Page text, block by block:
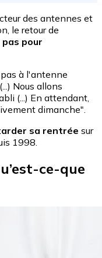
des antennes et
le retour de
pas pour
à l'antenne
Nous allons
(...) En attendant,
dimanche".
sa rentrée sur
1998.
ce-que